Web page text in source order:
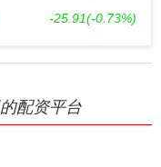
-25.91(-0.73%)
配资平台